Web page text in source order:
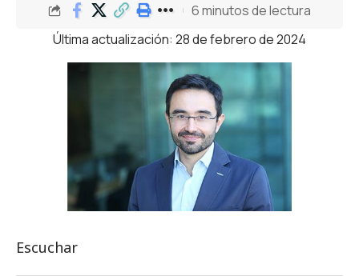
Última actualización: 28 de febrero de 2024
6 minutos de lectura
Escuchar